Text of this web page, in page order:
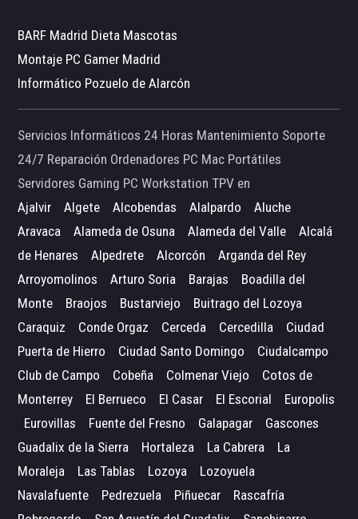
BARF Madrid Dieta Mascotas
Montaje PC Gamer Madrid
Informático Pozuelo de Alarcón
Servicios Informáticos 24 Horas Mantenimiento Soporte
24/7 Reparación Ordenadores PC Mac Portátiles
Servidores Gaming PC Workstation TPV en
Ajalvir
Algete Alcobendas Alalpardo
Aluche
Aravaca
Alameda de Osuna Alameda del Valle
Alcalá
de Henares
Alpedrete Alcorcón
Arganda del Rey
Arroyomolinos
Arturo Soria Barajas
Boadilla del
Monte
Braojos Bustarviejo
Buitrago del Lozoya
Caraquiz
Conde Orgaz Cerceda Cercedilla
Ciudad
Puerta de Hierro
Ciudad Santo Domingo
Ciudalcampo
Club de Campo
Cobeña Colmenar Viejo
Cotos de
Monterrey
El Berrueco El Casar El Escorial
Europolis
Eurovillas
Fuente del Fresno Galapagar
Gascones
Guadalix de la Sierra
Hortaleza La Cabrera
La
Moraleja
Las Tablas Lozoya
Lozoyuela
Navalafuente
Pedrezuela Piñuecar
Rascafría